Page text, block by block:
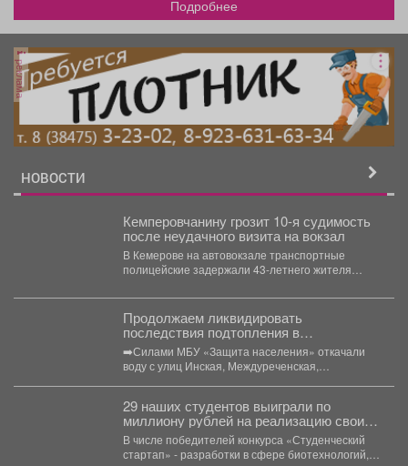
Подробнее
реклама
НОВОСТИ
Кемперовчанину грозит 10-я судимость
после неудачного визита на вокзал
В Кемерове на автовокзале транспортные
полицейские задержали 43-летнего жителя
Кузбасское ЛУ...
Продолжаем ликвидировать
последствия подтопления в
Орджоникидзевском районе.
➡️Силами МБУ «Защита населения» откачали
воду с улиц Инская, Междуреченская,
29 наших студентов выиграли по
миллиону рублей на реализацию своих
проектов.
В числе победителей конкурса «Студенческий
стартап» - разработки в сфере биотехнологий,